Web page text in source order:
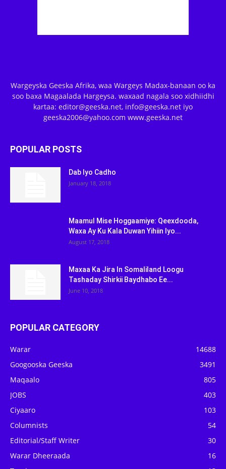
Wargeyska Geeska Afrika, waa Wargeys Madax-banaan oo ka
soo baxa Magaalada Hargeysa. waxaad nagala soo xidhiidhi
kartaa: editor@geeska.net, info@geeska.net iyo
geeska2006@yahoo.com www.geeska.net
POPULAR POSTS
Dab Iyo Cadho
January 18, 2018
Maamul Mise Hoggaamiye: Qeexdooda,
Waxa Ay Ku Kala Duwan Yihiin Iyo...
August 17, 2018
Maxaa Ka Jira In Somaliland Loogu
Tashaday Shirkii Baydhabo Ee...
June 10, 2018
POPULAR CATEGORY
Warar
14688
Googooska Geeska
3491
Maqaalo
805
JOBS
403
Ciyaaro
103
Columnists
54
Editorial/Staff Writer
30
Warar Dheeraada
16